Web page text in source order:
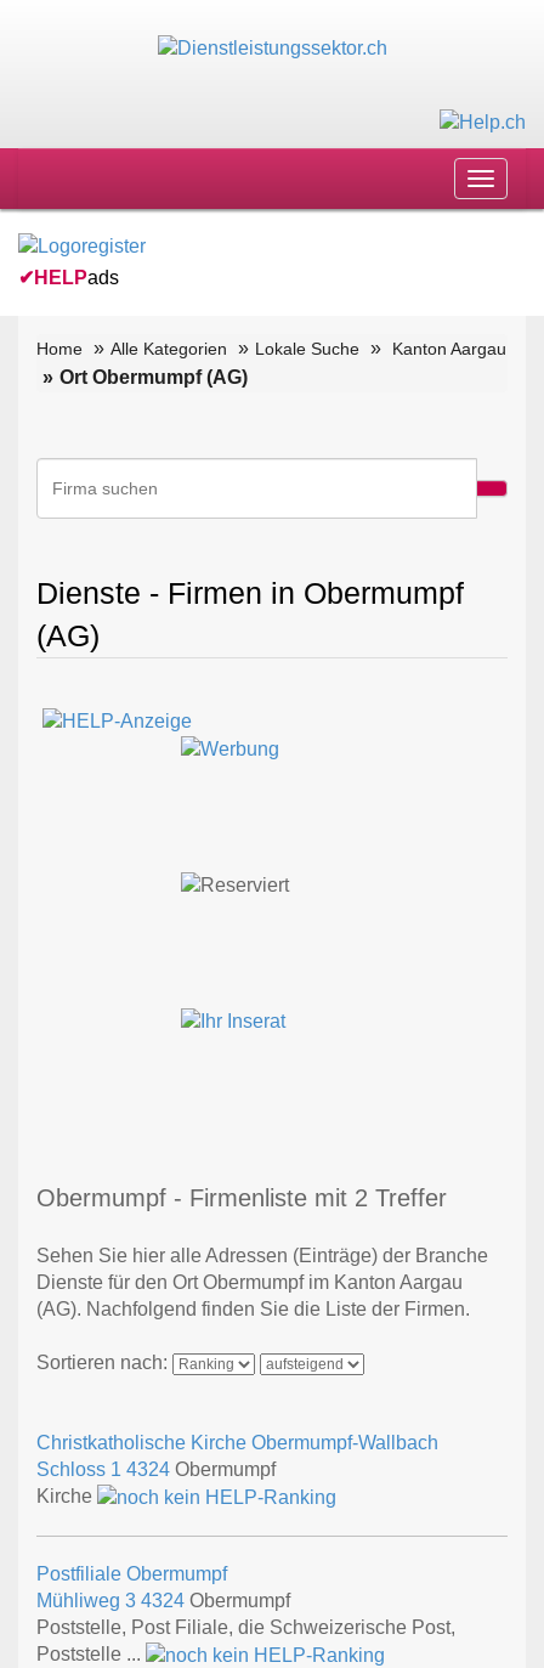
Toggle
✔ HELPads
Home Alle Kategorien Lokale Suche Kanton Aargau
Ort Obermumpf (AG)
Dienste - Firmen in Obermumpf
(AG)
Obermumpf - Firmenliste mit 2 Treffer
Sehen Sie hier alle Adressen (Einträge) der Branche
Dienste für den Ort Obermumpf im Kanton Aargau
(AG). Nachfolgend finden Sie die Liste der Firmen.
Sortieren nach:
Christkatholische Kirche Obermumpf-Wallbach
Schloss 1 4324 Obermumpf
Kirche
Postfiliale Obermumpf
Mühliweg 3 4324 Obermumpf
Poststelle, Post Filiale, die Schweizerische Post,
Poststelle ...